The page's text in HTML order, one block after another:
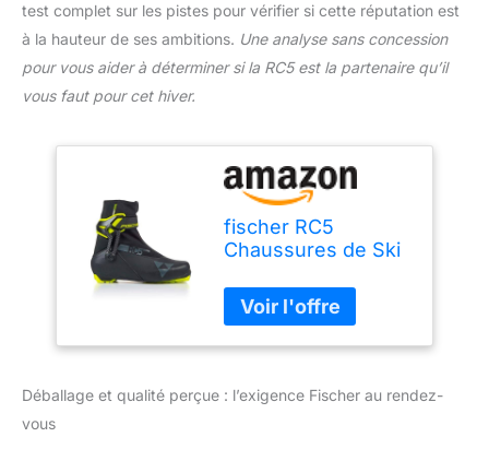
test complet sur les pistes pour vérifier si cette réputation est
à la hauteur de ses ambitions. Une analyse sans concession
pour vous aider à déterminer si la RC5 est la partenaire qu’il
vous faut pour cet hiver.
fischer RC5
Chaussures de Ski
Uni, EU 43
Déballage et qualité perçue : l’exigence Fischer au rendez-
vous